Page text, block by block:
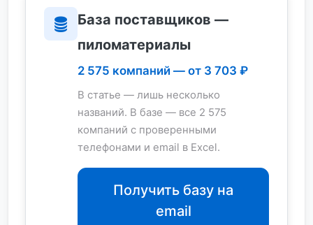
База поставщиков —
пиломатериалы
2 575 компаний — от 3 703 ₽
В статье — лишь несколько
названий. В базе — все 2 575
компаний с проверенными
телефонами и email в Excel.
Получить базу на
email